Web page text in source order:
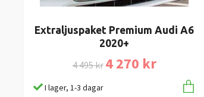
Extraljuspaket Premium Audi A6
2020+
4 495 kr 4 270 kr
I lager, 1-3 dagar